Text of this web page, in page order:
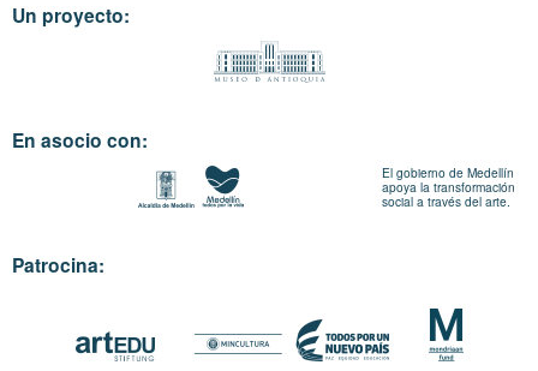
Un proyecto:
En asocio con:
El gobierno de Medellín
apoya la transformación
social a través del arte.
Patrocina: